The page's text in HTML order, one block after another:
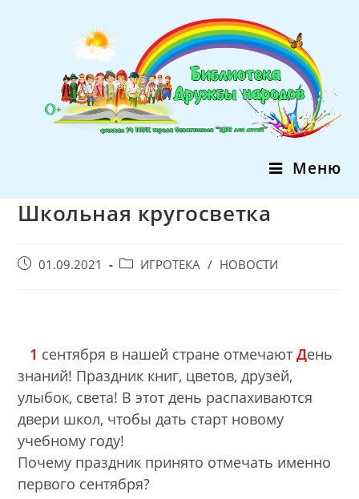
Меню
Школьная кругосветка
Запись01.09.2021
PostИГРОТЕКА / НОВОСТИ
1 сентября в нашей стране отмечаютДень
знаний! Праздник книг, цветов, друзей,
улыбок, света! В этот день распахиваются
двери школ, чтобы дать старт новому
учебному году!
Почему праздник принято отмечать именно
первого сентября?